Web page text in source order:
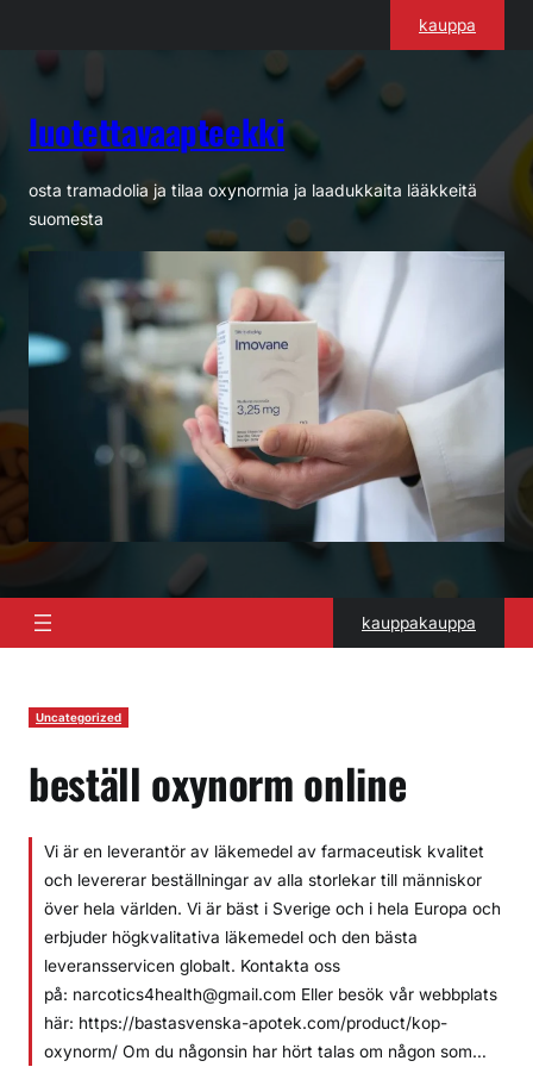
kauppa
luotettavaapteekki
osta tramadolia ja tilaa oxynormia ja laadukkaita lääkkeitä
suomesta
kauppakauppa
Uncategorized
beställ oxynorm online
Vi är en leverantör av läkemedel av farmaceutisk kvalitet
och levererar beställningar av alla storlekar till människor
över hela världen. Vi är bäst i Sverige och i hela Europa och
erbjuder högkvalitativa läkemedel och den bästa
leveransservicen globalt. Kontakta oss
på: narcotics4health@gmail.com Eller besök vår webbplats
här: https://bastasvenska-apotek.com/product/kop-
oxynorm/ Om du någonsin har hört talas om någon som…